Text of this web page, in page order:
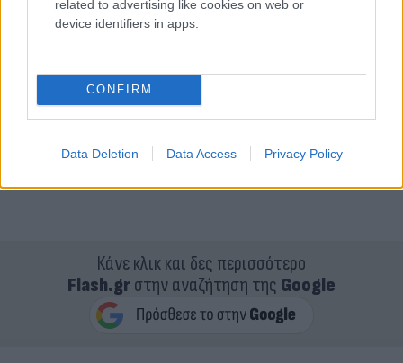
related to advertising like cookies on web or
device identifiers in apps.
CONFIRM
Data Deletion Data Access Privacy Policy
Κάνε κλικ και δες περισσότερο
Flash.grστην αναζήτηση της Google